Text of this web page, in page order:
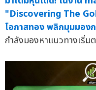
"Discovering The
โอกาสทอง พลิกมุมมอง
กำลังมองหาแนวทางเริ่ม